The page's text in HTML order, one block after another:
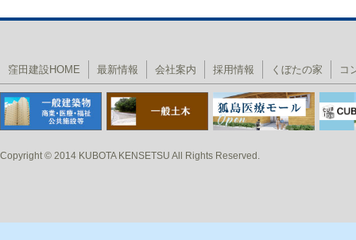
窪田建設HOME 最新情報 会社案内 採用情報 くぼたの家 コ
Copyright © 2014 KUBOTA KENSETSU All Rights Reserved.